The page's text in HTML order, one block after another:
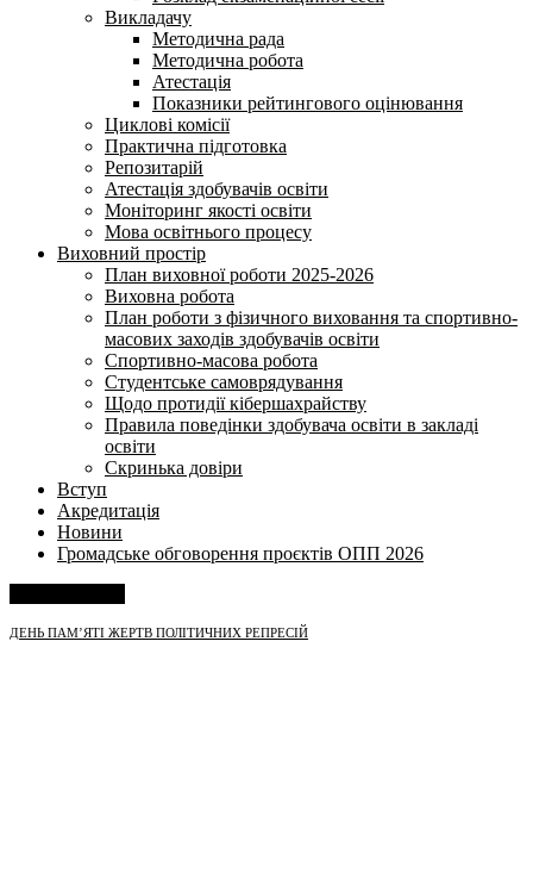
Викладачу
Методична рада
Методична робота
Атестація
Показники рейтингового оцінювання
Циклові комісії
Практична підготовка
Репозитарій
Атестація здобувачів освіти
Моніторинг якості освіти
Мова освітнього процесу
Виховний простір
План виховної роботи 2025-2026
Виховна робота
План роботи з фізичного виховання та спортивно-
масових заходів здобувачів освіти
Спортивно-масова робота
Студентське самоврядування
Щодо протидії кібершахрайству
Правила поведінки здобувача освіти в закладі
освіти
Скринька довіри
Вступ
Акредитація
Новини
Громадське обговорення проєктів ОПП 2026
ДЕНЬ ПАМ’ЯТІ ЖЕРТВ ПОЛІТИЧНИХ РЕПРЕСІЙ